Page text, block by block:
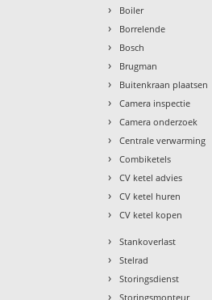
› Boiler
› Borrelende
› Bosch
› Brugman
› Buitenkraan plaatsen
› Camera inspectie
› Camera onderzoek
› Centrale verwarming
› Combiketels
› CV ketel advies
› CV ketel huren
› CV ketel kopen
› Stankoverlast
› Stelrad
› Storingsdienst
› Storingsmonteur